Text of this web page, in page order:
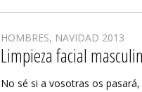
HOMBRES, NAVIDAD 2013
Limpieza facial
No sé si a vosotras os